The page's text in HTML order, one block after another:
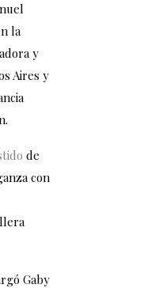
la
y
Aires y
de
con
Gaby